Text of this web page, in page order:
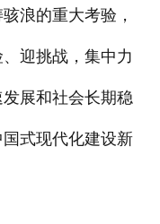
浪的重大考验，
迎挑战，集中力
展和社会长期稳
式现代化建设新